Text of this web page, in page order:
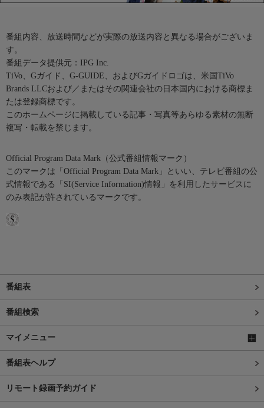
番組内容、放送時間などが実際の放送内容と異なる場合がございま
す。
番組データ提供元：IPG Inc.
TiVo、Gガイド、G-GUIDE、およびGガイドロゴは、米国TiVo
Brands LLCおよび／またはその関連会社の日本国内における商標ま
たは登録商標です。
このホームページに掲載している記事・写真等あらゆる素材の無断
複写・転載を禁じます。
Official Program Data Mark（公式番組情報マーク）
このマークは「Official Program Data Mark」といい、テレビ番組の公
式情報である「SI(Service Information)情報」を利用したサービスに
のみ表記が許されているマークです。
番組表
番組検索
マイメニュー
番組表ヘルプ
リモート録画予約ガイド